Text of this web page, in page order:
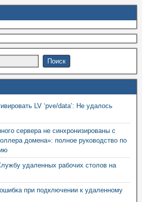
LV ‘pve/data’: Не удалось
сервера не синхронизированы с
домена»: полное руководство по
удаленных рабочих столов на
при подключении к удаленному